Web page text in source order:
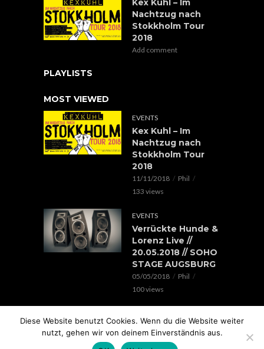
Kex Kuhl – Im
Nachtzug nach
Stokkholm Tour
2018
Add comment
PLAYLISTS
MOST VIEWED
EVENTS
Kex Kuhl – Im
Nachtzug nach
Stokkholm Tour
2018
11/11/2018
Phil
133 views
EVENTS
Verrückte Hunde &
Lorenz Live //
20.05.2018 // SOHO
STAGE AUGSBURG
05/05/2018
Phil
100 views
Rap im Ring 2017
mit Edgar Wasser,
Diese Website benutzt Cookies. Wenn du die Website weiter
nutzt, gehen wir von deinem Einverständnis aus.